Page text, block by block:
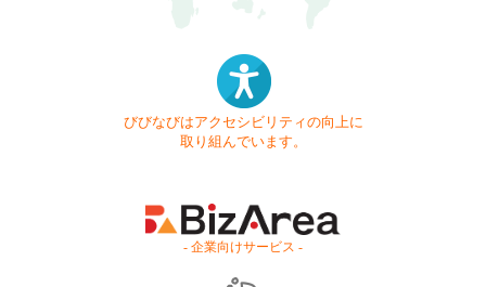
びびなびはアクセシビリティの向上に
取り組んでいます。
- 企業向けサービス -